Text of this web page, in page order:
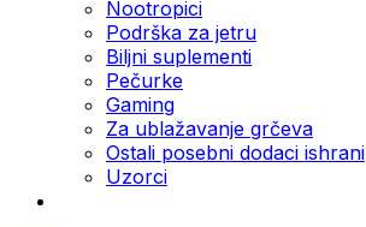
Nootropici
Podrška za jetru
Biljni suplementi
Pečurke
Gaming
Za ublažavanje grčeva
Ostali posebni dodaci ishrani
Uzorci